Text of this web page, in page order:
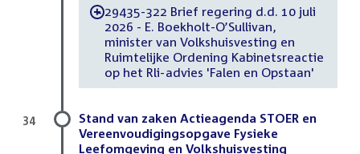
-29435-322 Brief regering d.d. 10 juli
2026 - E. Boekholt-O’Sullivan,
minister van Volkshuisvesting en
Ruimtelijke Ordening Kabinetsreactie
op het Rli-advies 'Falen en Opstaan'
Stand van zaken Actieagenda STOER en
Vereenvoudigingsopgave Fysieke
Leefomgeving en Volkshuisvesting
34